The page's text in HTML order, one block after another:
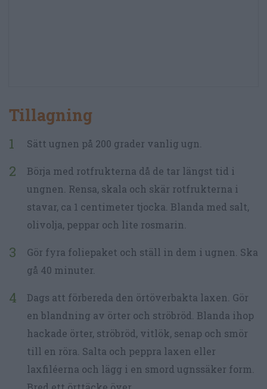
Tillagning
Sätt ugnen på 200 grader vanlig ugn.
Börja med rotfrukterna då de tar längst tid i
ungnen. Rensa, skala och skär rotfrukterna i
stavar, ca 1 centimeter tjocka. Blanda med salt,
olivolja, peppar och lite rosmarin.
Gör fyra foliepaket och ställ in dem i ugnen. Ska
gå 40 minuter.
Dags att förbereda den örtöverbakta laxen. Gör
en blandning av örter och ströbröd. Blanda ihop
hackade örter, ströbröd, vitlök, senap och smör
till en röra. Salta och peppra laxen eller
laxfiléerna och lägg i en smord ugnssäker form.